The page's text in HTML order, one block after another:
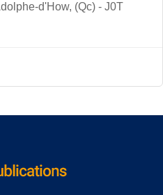
d'How, (Qc) - J0T